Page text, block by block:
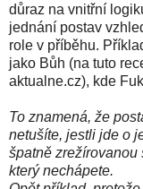
důraz na vnitřní
jednání postav
role v příběhu.
jako Bůh (na tuto
aktualne.cz), kde
To znamená, že
netušíte, jestli jde o
špatně zrežírovanou
který nechápete.